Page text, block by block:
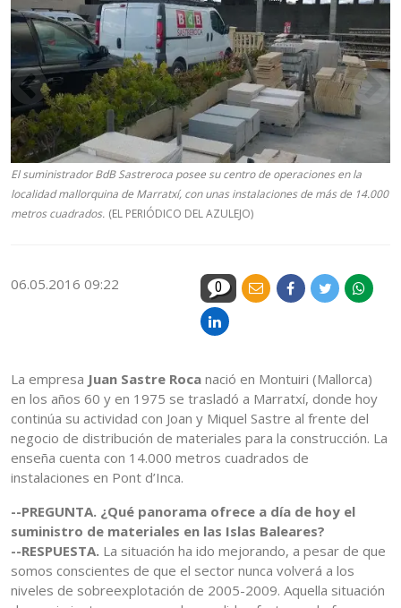
El suministrador BdB Sastreroca posee su centro de operaciones en la
localidad mallorquina de Marratxí, con unas instalaciones de más de 14.000
metros cuadrados. (EL PERIÓDICO DEL AZULEJO)
06.05.2016 09:22 0
La empresa Juan Sastre Roca nació en Montuiri (Mallorca)
en los años 60 y en 1975 se trasladó a Marratxí, donde hoy
continúa su actividad con Joan y Miquel Sastre al frente del
negocio de distribución de materiales para la construcción. La
enseña cuenta con 14.000 metros cuadrados de
instalaciones en Pont d’Inca.
--PREGUNTA. ¿Qué panorama ofrece a día de hoy el
suministro de materiales en las Islas Baleares?
--RESPUESTA. La situación ha ido mejorando, a pesar de que
somos conscientes de que el sector nunca volverá a los
niveles de sobreexplotación de 2005-2009. Aquella situación